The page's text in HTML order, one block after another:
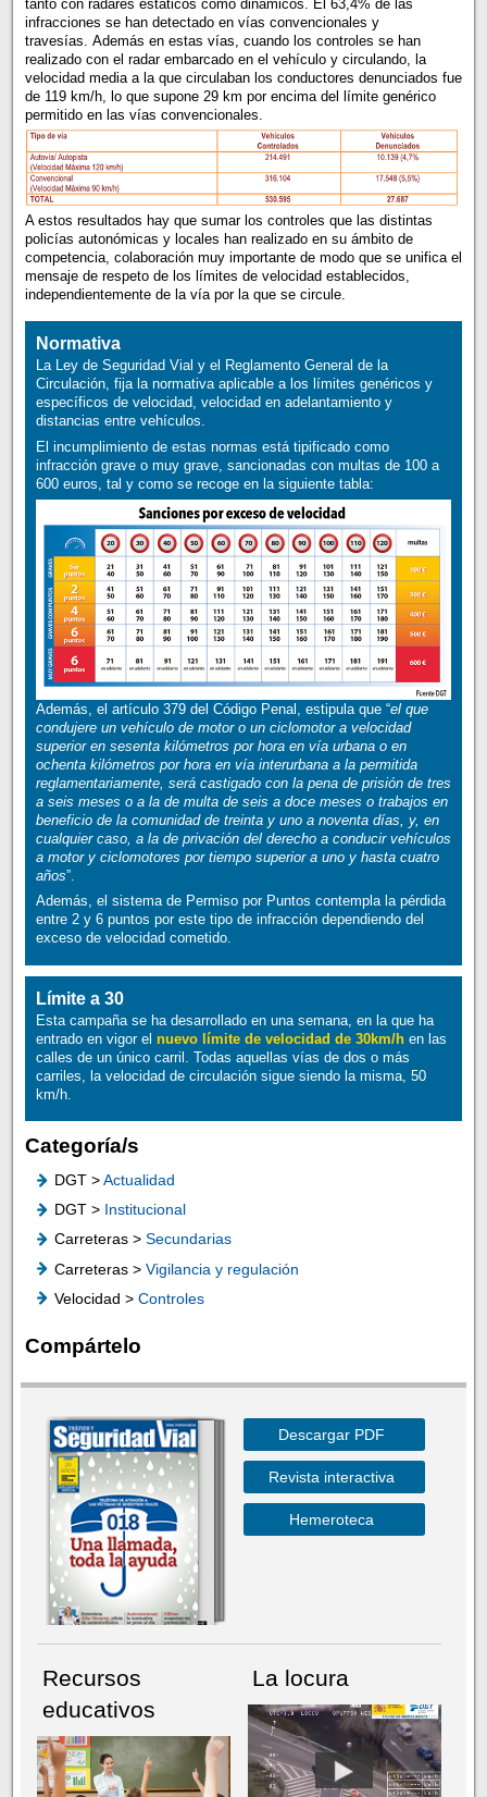
tanto con radares estáticos como dinámicos. El 63,4% de las
infracciones se han detectado en vías convencionales y
travesías. Además en estas vías, cuando los controles se han
realizado con el radar embarcado en el vehículo y circulando, la
velocidad media a la que circulaban los conductores denunciados fue
de 119 km/h, lo que supone 29 km por encima del límite genérico
permitido en las vías convencionales.
A estos resultados hay que sumar los controles que las distintas
policías autonómicas y locales han realizado en su ámbito de
competencia, colaboración muy importante de modo que se unifica el
mensaje de respeto de los límites de velocidad establecidos,
independientemente de la vía por la que se circule.
Normativa
La Ley de Seguridad Vial y el Reglamento General de la
Circulación, fija la normativa aplicable a los límites genéricos y
específicos de velocidad, velocidad en adelantamiento y
distancias entre vehículos.
El incumplimiento de estas normas está tipificado como
infracción grave o muy grave, sancionadas con multas de 100 a
600 euros, tal y como se recoge en la siguiente tabla:
Además, el artículo 379 del Código Penal, estipula que “el que
condujere un vehículo de motor o un ciclomotor a velocidad
superior en sesenta kilómetros por hora en vía urbana o en
ochenta kilómetros por hora en vía interurbana a la permitida
reglamentariamente, será castigado con la pena de prisión de tres
a seis meses o a la de multa de seis a doce meses o trabajos en
beneficio de la comunidad de treinta y uno a noventa días, y, en
cualquier caso, a la de privación del derecho a conducir vehículos
a motor y ciclomotores por tiempo superior a uno y hasta cuatro
años”.
Además, el sistema de Permiso por Puntos contempla la pérdida
entre 2 y 6 puntos por este tipo de infracción dependiendo del
exceso de velocidad cometido.
Límite a 30
Esta campaña se ha desarrollado en una semana, en la que ha
entrado en vigor el nuevo límite de velocidad de 30km/hen las
calles de un único carril. Todas aquellas vías de dos o más
carriles, la velocidad de circulación sigue siendo la misma, 50
km/h.
Categoría/s
DGT >Actualidad
DGT > Institucional
Carreteras > Secundarias
Carreteras > Vigilancia y regulación
Velocidad > Controles
Compártelo
Descargar PDF
Revista interactiva
Hemeroteca
Recursos
educativos
La locura